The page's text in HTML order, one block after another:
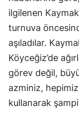
ilgilenen
turnuva
aşıladılar.
Köyceğiz’de
görev değil,
azminiz,
kullanarak